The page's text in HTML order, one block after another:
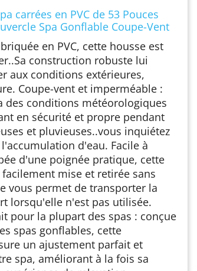
carrées en PVC de 53 Pouces
Spa Gonflable Coupe-Vent
terrasse Jardin et Relaxation
Gonflable
en PVC, cette housse est
construction robuste lui
aux conditions extérieures,
Coupe-vent et imperméable :
des conditions météorologiques
en sécurité et propre pendant
et pluvieuses..vous inquiétez
d'eau. Facile à
d'une poignée pratique, cette
mise et retirée sans
vous permet de transporter la
lorsqu'elle n'est pas utilisée.
pour la plupart des spas : conçue
spas gonflables, cette
un ajustement parfait et
spa, améliorant à la fois sa